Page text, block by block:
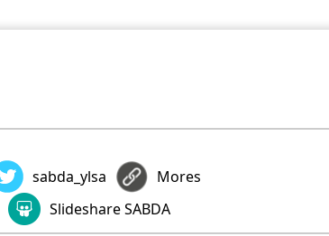
sabda_ylsa
Mores
Slideshare SABDA